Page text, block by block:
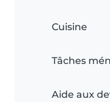
Cuisine
Tâches
Aide aux